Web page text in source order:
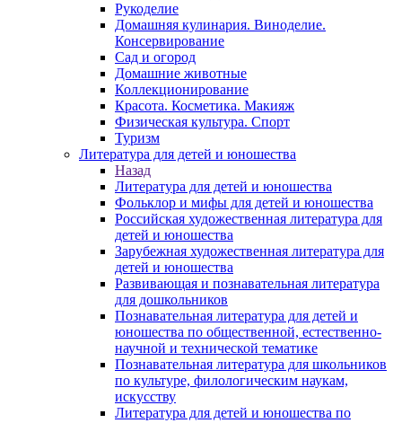
Рукоделие
Домашняя кулинария. Виноделие.
Консервирование
Сад и огород
Домашние животные
Коллекционирование
Красота. Косметика. Макияж
Физическая культура. Спорт
Туризм
Литература для детей и юношества
Назад
Литература для детей и юношества
Фольклор и мифы для детей и юношества
Российская художественная литература для
детей и юношества
Зарубежная художественная литература для
детей и юношества
Развивающая и познавательная литература
для дошкольников
Познавательная литература для детей и
юношества по общественной, естественно-
научной и технической тематике
Познавательная литература для школьников
по культуре, филологическим наукам,
искусству
Литература для детей и юношества по